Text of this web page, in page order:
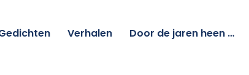
Verhalen Door de jaren heen …